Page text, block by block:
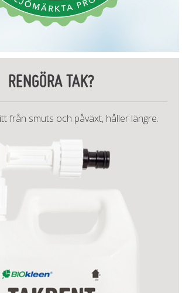
RENGÖRA TAK?
från smuts och påväxt, håller längre.